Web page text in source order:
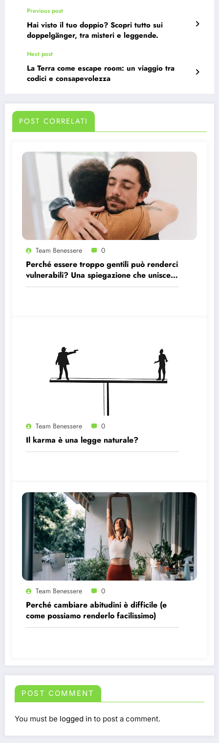
Previous post
Hai visto il tuo doppio? Scopri tutto sui
doppelgänger, tra misteri e leggende.
Next post
La Terra come escape room: un viaggio tra
codici e consapevolezza
POST CORRELATI
Team Benessere 0
Perché essere troppo gentili può renderci
vulnerabili? Una spiegazione che unisce
psicologia e visione machiavelliana.
Team Benessere 0
Il karma è una legge naturale?
Team Benessere 0
Perché cambiare abitudini è difficile (e
come possiamo renderlo facilissimo)
POST COMMENT
You must be logged in to post a comment.